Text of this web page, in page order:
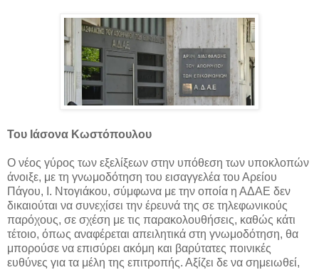
Του Ιάσονα Κωστόπουλου
Ο νέος γύρος των εξελίξεων στην υπόθεση των υποκλοπών
άνοιξε, με τη γνωμοδότηση του εισαγγελέα του Αρείου
Πάγου, Ι. Ντογιάκου, σύμφωνα με την οποία η ΑΔΑΕ δεν
δικαιούται να συνεχίσει την έρευνά της σε τηλεφωνικούς
παρόχους, σε σχέση με τις παρακολουθήσεις, καθώς κάτι
τέτοιο, όπως αναφέρεται απειλητικά στη γνωμοδότηση, θα
μπορούσε να επισύρει ακόμη και βαρύτατες ποινικές
ευθύνες για τα μέλη της επιτροπής. Αξίζει δε να σημειωθεί,